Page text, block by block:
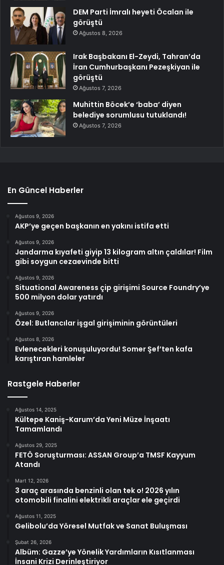
DEM Parti İmralı heyeti Öcalan ile
görüştü
Ağustos 8, 2026
Irak Başbakanı El-Zeydi, Tahran’da
İran Cumhurbaşkanı Pezeşkiyan ile
görüştü
Ağustos 7, 2026
Muhittin Böcek’e ‘baba’ diyen
belediye sorumlusu tutuklandı!
Ağustos 7, 2026
En Güncel Haberler
Ağustos 9, 2026
AKP’ye geçen başkanın en yakını istifa etti
Ağustos 9, 2026
Jandarma kıyafeti giyip 13 kilogram altın çaldılar! Film
gibi soygun cezaevinde bitti
Ağustos 9, 2026
Situational Awareness çip girişimi Source Foundry’ye
500 milyon dolar yatırdı
Ağustos 9, 2026
Özel: Butlancılar işgal girişiminin görüntüleri
Ağustos 8, 2026
Evlenecekleri konuşuluyordu! Somer Şef’ten kafa
karıştıran hamleler
Rastgele Haberler
Ağustos 14, 2025
Kültepe Kaniş-Karum’da Yeni Müze İnşaatı
Tamamlandı
Ağustos 29, 2025
FETÖ Soruşturması: ASSAN Group’a TMSF Kayyum
Atandı
Mart 12, 2026
3 araç arasında benzinli olan tek o! 2026 yılın
otomobili finalini elektrikli araçlar ele geçirdi
Ağustos 11, 2025
Gelibolu’da Yöresel Mutfak ve Sanat Buluşması
Şubat 26, 2026
Albüm: Gazze’ye Yönelik Yardımların Kısıtlanması
İnsani Krizi Derinleştiriyor